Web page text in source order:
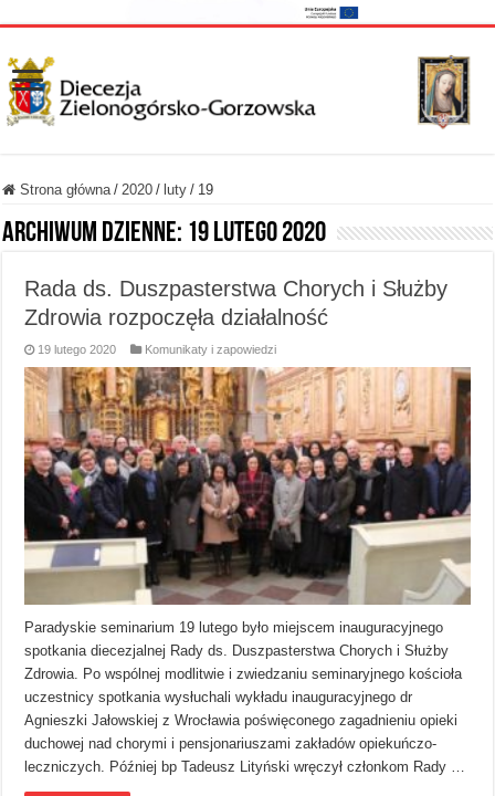
Strona główna / 2020 / luty / 19
Archiwum dzienne: 19 lutego 2020
Rada ds. Duszpasterstwa Chorych i Służby
Zdrowia rozpoczęła działalność
19 lutego 2020 Komunikaty i zapowiedzi
Paradyskie seminarium 19 lutego było miejscem inauguracyjnego
spotkania diecezjalnej Rady ds. Duszpasterstwa Chorych i Służby
Zdrowia. Po wspólnej modlitwie i zwiedzaniu seminaryjnego kościoła
uczestnicy spotkania wysłuchali wykładu inauguracyjnego dr
Agnieszki Jałowskiej z Wrocławia poświęconego zagadnieniu opieki
duchowej nad chorymi i pensjonariuszami zakładów opiekuńczo-
leczniczych. Później bp Tadeusz Lityński wręczył członkom Rady …